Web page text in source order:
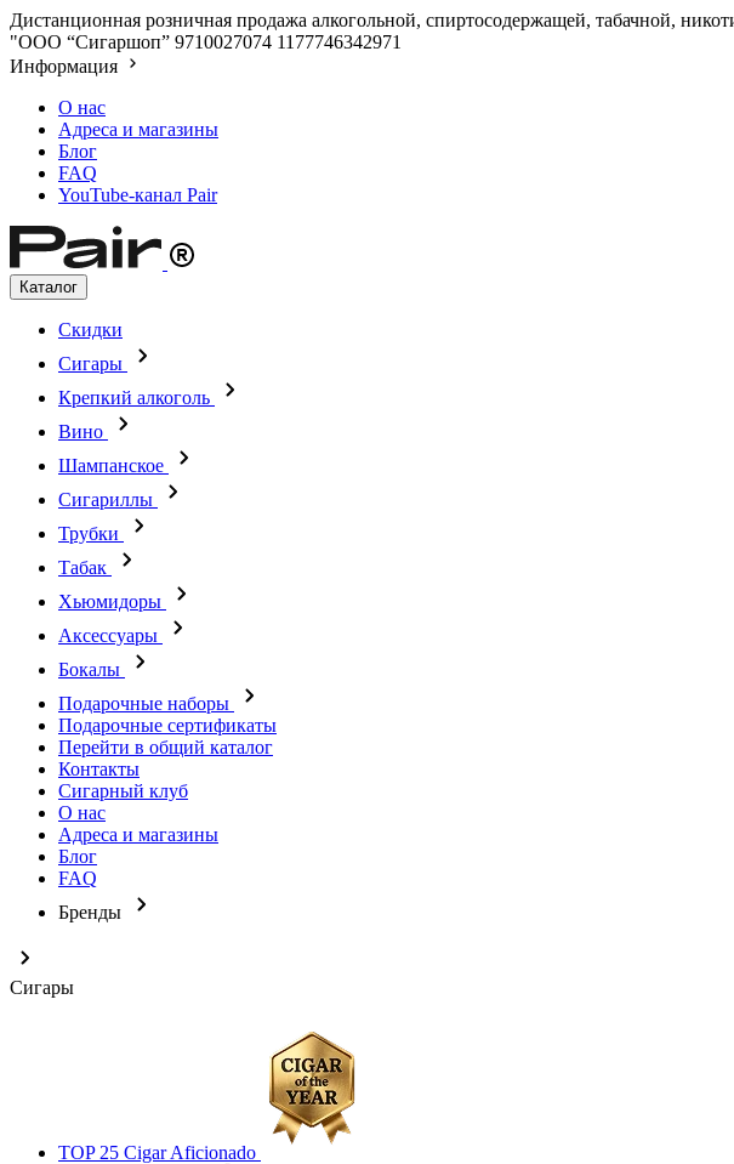
Дистанционная розничная продажа алкогольной, спиртосодержащей, табачной,
"ООО “Сигаршоп” 9710027074 1177746342971
Информация
О нас
Адреса и магазины
Блог
FAQ
YouTube-канал Pair
Каталог
Скидки
Сигары
Крепкий алкоголь
Вино
Шампанское
Сигариллы
Трубки
Табак
Хьюмидоры
Аксессуары
Бокалы
Подарочные наборы
Подарочные сертификаты
Перейти в общий каталог
Контакты
Сигарный клуб
О нас
Адреса и магазины
Блог
FAQ
Бренды
Сигары
TOP 25 Cigar Aficionado